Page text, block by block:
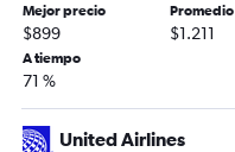
Mejor precio
$899
Promedio
$1.211
A tiempo
71 %
United Airlines